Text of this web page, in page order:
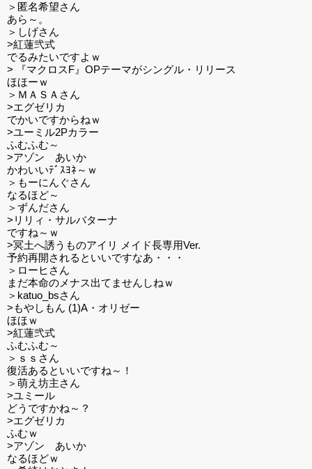
＞匿名希望さん
あら～。
＞しげさん
>紅蓮弐式
でるみたいですよｗ
> 『マクロスF』OPテーマがシングル・リリース
ほほーｗ
＞ＭＡＳＡさん
>エグゼリカ
でかいですからねｗ
>ユーミル2Pカラー
ふむふむ～
>アゾン あいか
かわいいﾃﾞｽﾖﾈ～ｗ
＞もーにんぐさん
なるほど～
＞ずんださん
>リリィ・サルバターナ
ですね～ｗ
>冥土へ誘うものアイリ メイド長専用Ver.
予約再開されるといいですなあ・・・
＞ローヒさん
まだ本命のメナス出てませんしねｗ
＞katuo_bsさん
>もやしもん (1)A・オリゼー
ほほｗ
>紅蓮弐式
ふむふむ～
＞ｓｓさん
復活あるといいですね～！
＞萌え坊主さん
>ユミール
どうですかね～？
>エグゼリカ
ふむｗ
>アゾン あいか
なるほどｗ